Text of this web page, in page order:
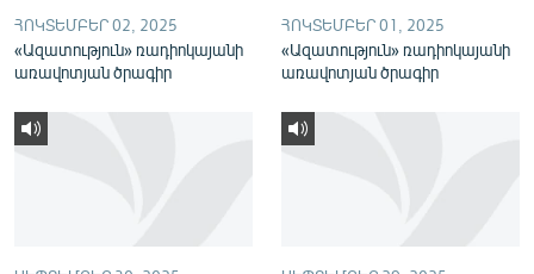
ՀԵՏԵՎԵՔ ՄԵԶ
ՀՈԿՏԵՄԲԵՐ 02, 2025
«Ազատություն» ռադիոկայանի
առավոտյան ծրագիր
ՀՈԿՏԵՄԲԵՐ 01, 2025
«Ազատություն» ռադիոկայանի
առավոտյան ծրագիր